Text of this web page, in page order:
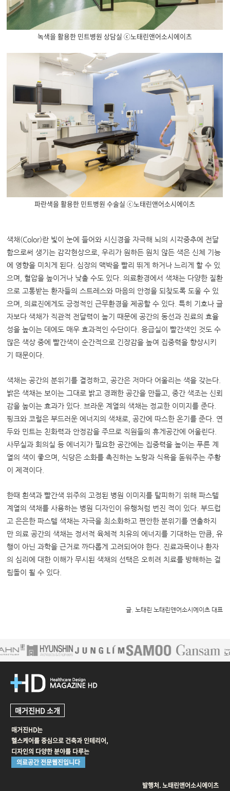
녹색을 활용한 민트병원 상담실 ⓒ노태린앤어소시에이츠
파란색을 활용한 민트병원 수술실 ⓒ노태린앤어소시에이츠
색채(Color)란 빛이 눈에 들어와 시신경을 자극해 뇌의 시각중추에 전달
함으로써 생기는 감각현상으로, 우리가 원하든 원치 않든 색은 신체 기능
에 영향을 미치게 된다. 심장의 맥박을 빨리 뛰게 하거나 느리게 할 수 있
으며, 혈압을 높이거나 낮출 수도 있다. 의료환경에서 색채는 다양한 질환
으로 고통받는 환자들의 스트레스와 마음의 안정을 되찾도록 도울 수 있
으며, 의료진에게도 긍정적인 근무환경을 제공할 수 있다.특히 기호나 글
자보다 색채가 직관적 전달력이 높기 때문에공간의 동선과 진료의 효율
성을 높이는 데에도 매우 효과적인 수단이다 .응급실이 빨간색인 것도 수
많은 색상 중에 빨간색이 순간적으로 긴장감을 높여 집중력을 향상시키
기 때문이다
색채는 공간의 분위기를 결정하고, 공간은 저마다 어울리는 색을 갖는다.
밝은 색채는 보이는 그대로 밝고 경쾌한 공간을 만들고, 중간 색조는 신뢰
감을 높이는 효과가 있다. 브라운 계열의 색채는 정교한 이미지를 준다.
핑크와 코럴은 부드러운 에너지의 색채로, 공간에 따스한 온기를 준다. 연
두와 민트는 친화력과 안정감을 주므로 직원들의 휴게공간에 어울린다.
사무실과 회의실 등 에너지가 필요한 공간에는 집중력을 높이는 푸른 계
열의 색이 좋으며, 식당은 소화를 촉진하는 노랑과 식욕을 돋워주는 주황
이 제격이다.
한때 흰색과 빨간색 위주의 고정된 병원 이미지를 탈피하기 위해 파스텔
계열의 색채를 사용하는 병원 디자인이 유행처럼 번진 적이 있다. 부드럽
고 은은한 파스텔 색채는 자극을 최소화하고 편안한 분위기를 연출하지
만 의료 공간의 색채는 정서적 육체적 치유의 에너지를 기대하는 만큼, 유
행이 아닌 과학을 근거로 까다롭게 고려되어야 한다. 진료과목이나 환자
의 심리에 대한 이해가 무시된 색채의 선택은 오히려 치료를 방해하는 걸
림돌이 될 수 있다.
글. 노태린 노태린앤어소시에이츠 대표
매거진HD 소개
매거진HD는
헬스케어를 중심으로 건축과 인테리어,
디자인의 다양한 분야를 다루는
의료공간 전문웹진입니다
발행처. 노태린앤어소시에이츠